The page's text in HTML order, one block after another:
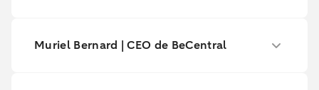
Muriel Bernard | CEO de BeCentral